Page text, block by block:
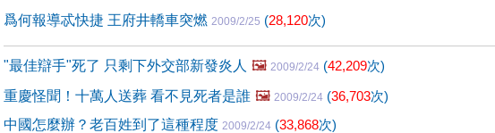
爲何報導忒快捷 王府井轎車突燃 2009/2/25 (28,120次)
"最佳辯手"死了 只剩下外交部新發炎人 🖼️ 2009/2/24 (42,209次)
重慶怪聞！十萬人送葬 看不見死者是誰 🖼️ 2009/2/24 (36,703次)
中國怎麼辦？老百姓到了這種程度 2009/2/24 (33,868次)